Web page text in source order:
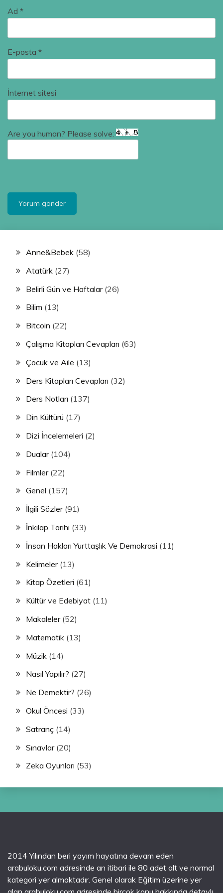
Ad *
E-posta *
İnternet sitesi
Are you human? Please solve:
Anne&Bebek (58)
Atatürk (27)
Belirli Gün ve Haftalar(26)
Bilim (13)
Bitcoin (22)
Çalışma Kitapları Cevapları (63)
Çocuk ve Aile (13)
Ders Kitapları Cevapları (32)
Ders Notları (137)
Din Kültürü (17)
Dizi İncelemeleri (2)
Dualar(104)
Filmler(22)
Genel (157)
İlgili Sözler(91)
İnkılap Tarihi (33)
İnsan Hakları Yurttaşlık Ve Demokrasi (11)
Kelimeler(13)
Kitap Özetleri (61)
Kültür ve Edebiyat (11)
Makaleler(52)
Matematik (13)
Müzik (14)
Nasıl Yapılır? (27)
Ne Demektir? (26)
Okul Öncesi (33)
Satranç (14)
Sınavlar(20)
Zeka Oyunları (53)
2014 Yılından beri yayım hayatına devam eden
arabuloku.com adresinde an itibari ile 80 adet alt ve normal
kategori yer almaktadır. Genel olarak Eğitim üzerine yer